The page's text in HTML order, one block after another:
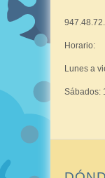
Horario:
Lunes a
Sábados: